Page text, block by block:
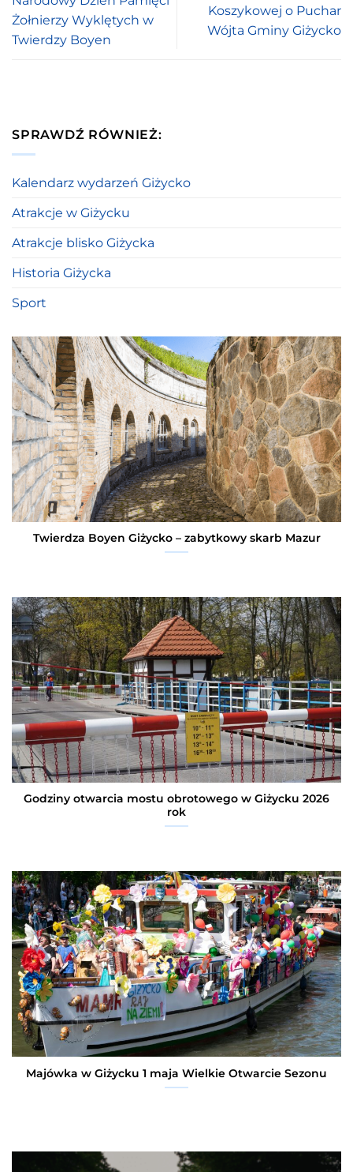
Żołnierzy Wyklętych w
Twierdzy Boyen
Koszykowej o Puchar
Wójta Gminy Giżycko
SPRAWDŹ RÓWNIEŻ:
Kalendarz wydarzeń Giżycko
Atrakcje w Giżycku
Atrakcje blisko Giżycka
Historia Giżycka
Sport
Twierdza Boyen Giżycko – zabytkowy skarb Mazur
Godziny otwarcia mostu obrotowego w Giżycku 2026
rok
Majówka w Giżycku 1 maja Wielkie Otwarcie Sezonu